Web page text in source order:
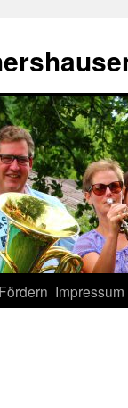
Fördern Impressum